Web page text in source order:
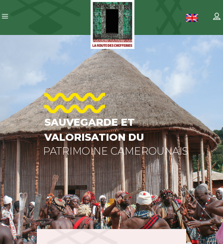
ET
DU